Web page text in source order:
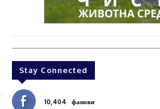
Stay Connected
10,404 фанови